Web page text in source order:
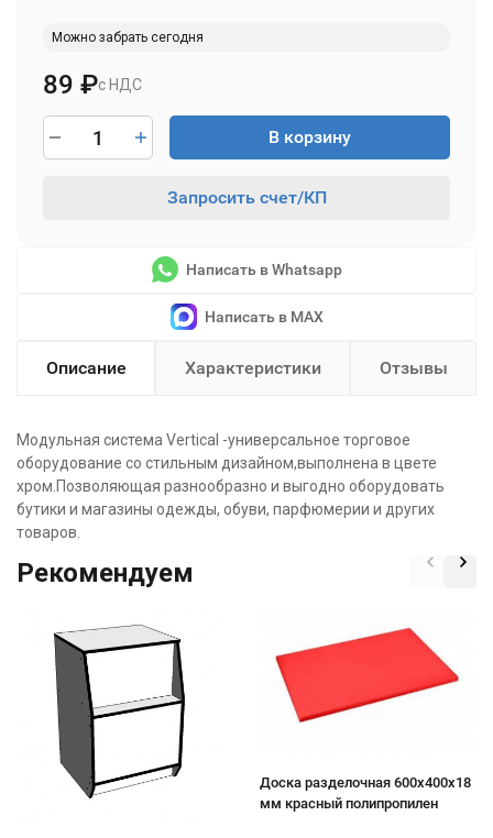
Можно забрать сегодня
с НДС
89 ₽
В корзину
Запросить счет/КП
Написать в Whatsapp
Написать в MAX
Описание Характеристики Отзывы
Модульная система Vertical -универсальное торговое
оборудование со стильным дизайном,выполнена в цвете
хром.Позволяющая разнообразно и выгодно оборудовать
бутики и магазины одежды, обуви, парфюмерии и других
товаров.
Рекомендуем
Доска разделочная 600х400х18
мм красный полипропилен